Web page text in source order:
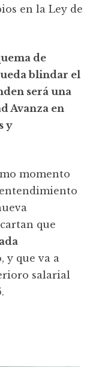
en la Ley de
de
blindar el
será una
Avanza en
y
momento
que
y que va a
salarial